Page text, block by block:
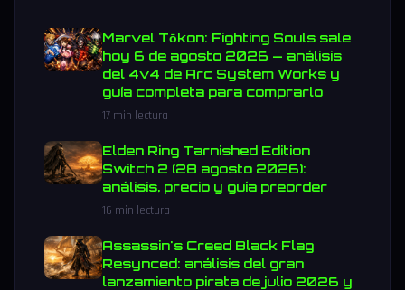
Marvel Tōkon: Fighting Souls sale
hoy 6 de agosto 2026 — análisis
del 4v4 de Arc System Works y
guía completa para comprarlo
17 min lectura
Elden Ring Tarnished Edition
Switch 2 (28 agosto 2026):
análisis, precio y guía preorder
16 min lectura
Assassin's Creed Black Flag
Resynced: análisis del gran
lanzamiento pirata de julio 2026 y